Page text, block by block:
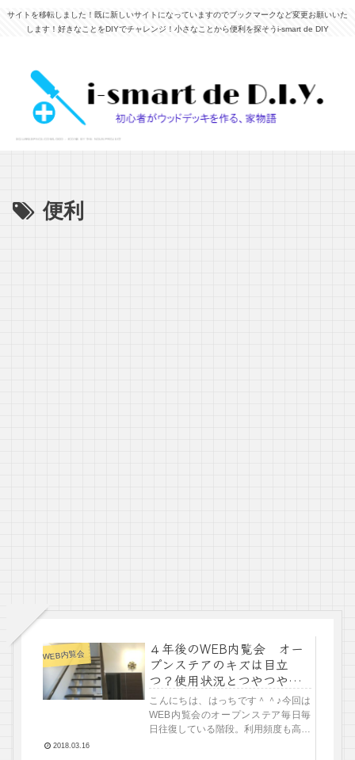
サイトを移転しました！既に新しいサイトになっていますのでブックマークなど変更お願いいた
します！好きなことをDIYでチャレンジ！小さなことから便利を探そうi-smart de DIY
便利
WEB内覧会
４年後のWEB内覧会 オー
プンステアのキズは目立
つ？使用状況とつやつやコ
ーティング
こんにちは、はっちです＾＾♪今回は
WEB内覧会のオープンステア毎日毎
日往復している階段。利用頻度も高け
2018.03.16